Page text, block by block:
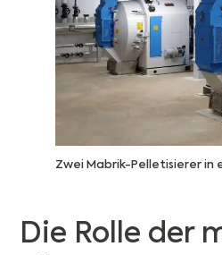
Zwei Mabrik-Pelletisierer in
Die Rolle der